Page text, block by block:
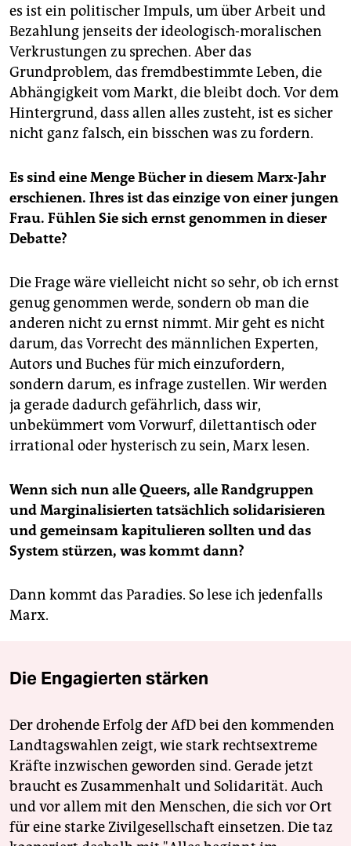
es ist ein politischer Impuls, um über Arbeit und
Bezahlung jenseits der ideologisch-moralischen
Verkrustungen zu sprechen. Aber das
Grundproblem, das fremdbestimmte Leben, die
Abhängigkeit vom Markt, die bleibt doch. Vor dem
Hintergrund, dass allen alles zusteht, ist es sicher
nicht ganz falsch, ein bisschen was zu fordern.
Es sind eine Menge Bücher in diesem Marx-Jahr
erschienen. Ihres ist das einzige von einer jungen
Frau. Fühlen Sie sich ernst genommen in dieser
Debatte?
Die Frage wäre vielleicht nicht so sehr, ob ich ernst
genug genommen werde, sondern ob man die
anderen nicht zu ernst nimmt. Mir geht es nicht
darum, das Vorrecht des männlichen Experten,
Autors und Buches für mich einzufordern,
sondern darum, es infrage zustellen. Wir werden
ja gerade dadurch gefährlich, dass wir,
unbekümmert vom Vorwurf, dilettantisch oder
irrational oder hysterisch zu sein, Marx lesen.
Wenn sich nun alle Queers, alle Randgruppen
und Marginalisierten tatsächlich solidarisieren
und gemeinsam kapitulieren sollten und das
System stürzen, was kommt dann?
Dann kommt das Paradies. So lese ich jedenfalls
Marx.
Die Engagierten stärken
Der drohende Erfolg der AfD bei den kommenden
Landtagswahlen zeigt, wie stark rechtsextreme
Kräfte inzwischen geworden sind. Gerade jetzt
braucht es Zusammenhalt und Solidarität. Auch
und vor allem mit den Menschen, die sich vor Ort
für eine starke Zivilgesellschaft einsetzen. Die taz